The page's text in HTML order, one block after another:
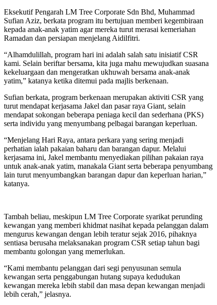
Eksekutif Pengarah LM Tree Corporate Sdn Bhd, Muhammad
Sufian Aziz, berkata program itu bertujuan memberi kegembiraan
kepada anak-anak yatim agar mereka turut merasai kemeriahan
Ramadan dan persiapan menjelang Aidilfitri.
“Alhamdulillah, program hari ini adalah salah satu inisiatif CSR
kami. Selain beriftar bersama, kita juga mahu mewujudkan suasana
kekeluargaan dan mengeratkan ukhuwah bersama anak-anak
yatim,” katanya ketika ditemui pada majlis berkenaan.
Sufian berkata, program berkenaan merupakan aktiviti CSR yang
turut mendapat kerjasama Jakel dan pasar raya Giant, selain
mendapat sokongan beberapa peniaga kecil dan sederhana (PKS)
serta individu yang menyumbang pelbagai barangan keperluan.
“Menjelang Hari Raya, antara perkara yang sering menjadi
perhatian ialah pakaian baharu dan barangan dapur. Melalui
kerjasama ini, Jakel membantu menyediakan pilihan pakaian raya
untuk anak-anak yatim, manakala Giant serta beberapa penyumbang
lain turut menyumbangkan barangan dapur dan keperluan harian,”
katanya.
Tambah beliau, meskipun LM Tree Corporate syarikat perunding
kewangan yang memberi khidmat nasihat kepada pelanggan dalam
mengurus kewangan dengan lebih teratur sejak 2016, pihaknya
sentiasa berusaha melaksanakan program CSR setiap tahun bagi
membantu golongan yang memerlukan.
“Kami membantu pelanggan dari segi penyusunan semula
kewangan serta penggabungan hutang supaya kedudukan
kewangan mereka lebih stabil dan masa depan kewangan menjadi
lebih cerah,” jelasnya.